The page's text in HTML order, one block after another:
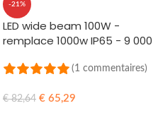
-21%
LED wide beam 100W -
remplace 1000w IP65 - 9 000
(1 commentaires)
€82,64 € 65,29